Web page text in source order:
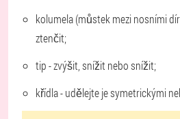
kolumela (můstek mezi nosními
ztenčit;
tip - zvýšit, snížit nebo snížit;
křídla - udělejte je symetrickými